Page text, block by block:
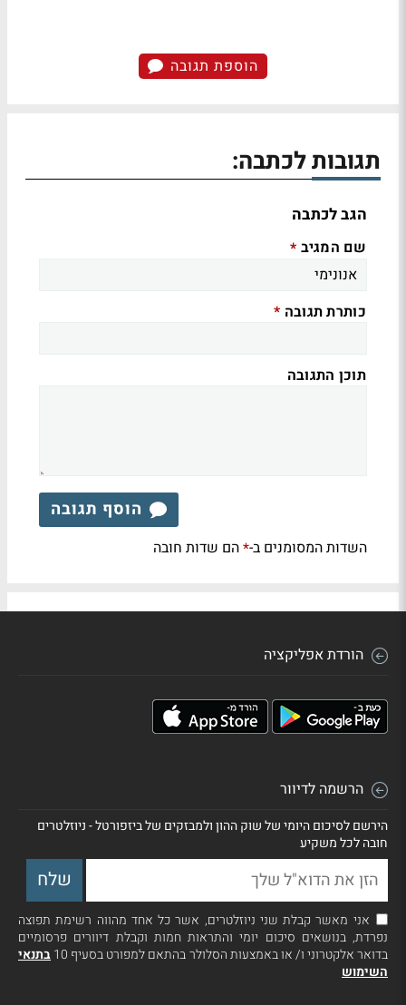
הוספת תגובה
תגובות לכתבה:
הגב לכתבה
שם המגיב *
כותרת תגובה *
תוכן התגובה
הוסף תגובה
השדות המסומנים ב-*הם שדות חובה
הורדת אפליקציה
הרשמה לדיוור
הירשם לסיכום היומי של שוק ההון ולמבזקים של ביזפורטל - ניוזלטרים
חובה לכל משקיע
אני מאשר קבלת שני ניוזלטרים, אשר כל אחד מהווה רשימת תפוצה
נפרדת, בנושאים סיכום יומי והתראות חמות וקבלת דיוורים פרסומיים
בדואר אלקטרוני ו/ או באמצעות הסלולר בהתאם למפורט בסעיף 10
בתנאי
השימוש